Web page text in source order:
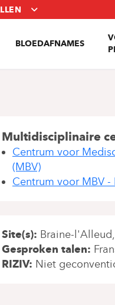
BLOEDAFNAMES
Multidisciplinaire
Centrum voor
(MBV)
Centrum voor MBV -
Site(s) Braine-l'Alleud
Gesproken talen
RIZIV Niet